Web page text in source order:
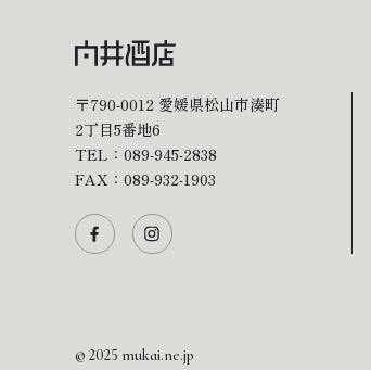
〒790-0012 愛媛県松山市湊町
2丁目5番地6
TEL： 089-945-2838
FAX：089-932-1903
© 2025 mukai.ne.jp